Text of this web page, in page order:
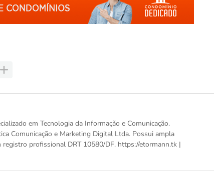
em Tecnologia da Informação e Comunicação.
Comunicação e Marketing Digital Ltda. Possui ampla
profissional DRT 10580/DF. https://etormann.tk |